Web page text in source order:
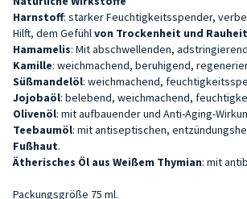
Harnstoff: starker Feuchtigkeitsspender,
Hilft, dem Gefühlvon Trockenheit und Rauheit
Hamamelis: Mit abschwellenden,
Kamille: weichmachend, beruhigend,
Süßmandelöl: weichmachend,
Jojobaöl: belebend, weichmachend,
Olivenöl: mit aufbauender und Anti-Aging-
Teebaumöl: mit antiseptischen,
Fußhaut.
Ätherisches Öl aus Weißem Thymian: mit
Packungsgröße 75 ml.